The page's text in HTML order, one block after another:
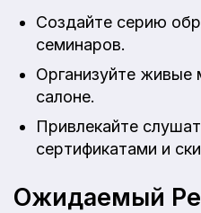
Создайте серию
семинаров.
Организуйте живые
салоне.
Привлекайте
сертификатами и
Ожидаемый